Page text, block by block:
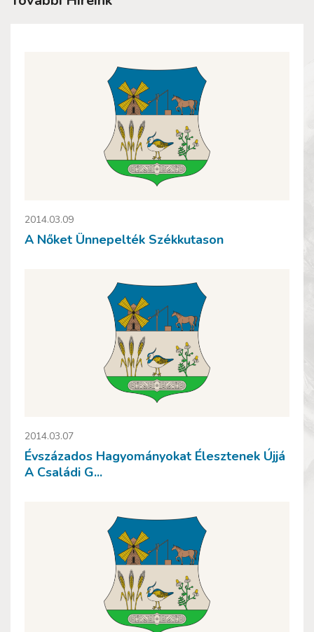
2014.03.09
A Nőket Ünnepelték Székkutason
2014.03.07
Évszázados Hagyományokat Élesztenek Újjá
A Családi G...